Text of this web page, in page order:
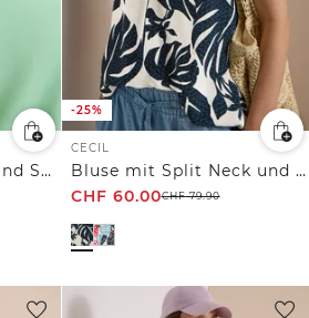
T-Shirt mit V-Neck und Spitzendetail
-25%
CECIL
Bluse mit Split Neck und Printmix
CHF 60.00CHF79.90